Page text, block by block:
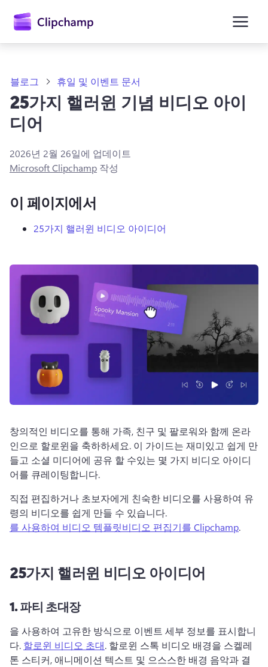
로
무료 체험하기
블로그 휴일 및 이벤트 문서
25가지 핼러윈 기념 비디오 아이
디어
2026년 2월 26일에 업데이트
Microsoft Clipchamp 작성
이 페이지에서
25가지 핼러윈 비디오 아이디어
창의적인 비디오를 통해 가족, 친구 및 팔로워와 함께 온라
인으로 할로윈을 축하하세요. 이 가이드는 재미있고 쉽게 만
들고 소셜 미디어에 공유 할 수있는 몇 가지 비디오 아이디
어를 큐레이팅합니다.
직접 편집하거나 초보자에게 친숙한 비디오를 사용하여 유
령의 비디오를 쉽게 만들 수 있습니다.
를 사용하여 비디오 템플릿비디오 편집기를 Clipchamp.
25가지 핼러윈 비디오 아이디어
1.파티 초대장
을 사용하여 고유한 방식으로 이벤트 세부 정보를 표시합니
다. 할로윈 비디오 초대. 할로윈 스톡 비디오 배경을 스켈레
톤 스티커, 애니메이션 텍스트 및 으스스한 배경 음악과 결